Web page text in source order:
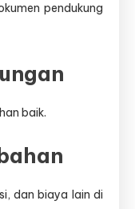
pendukung
baik.
dan biaya lain di